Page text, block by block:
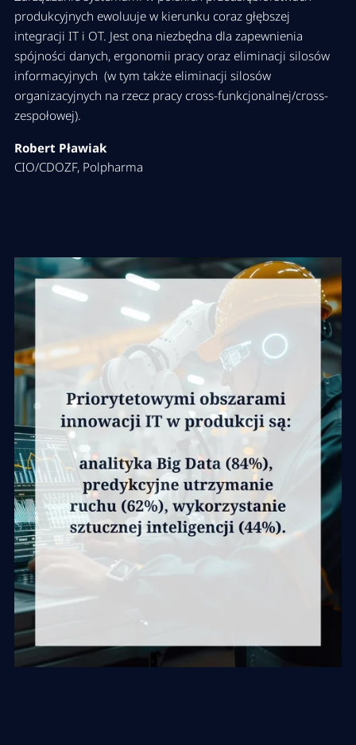
produkcyjnych ewoluuje w kierunku coraz głębszej
integracji IT i OT. Jest ona niezbędna dla zapewnienia
spójności danych, ergonomii pracy oraz eliminacji silosów
informacyjnych (w tym także eliminacji silosów
organizacyjnych na rzecz pracy cross-funkcjonalnej/cross-
zespołowej).
Robert Pławiak
CIO/CDOZF, Polpharma